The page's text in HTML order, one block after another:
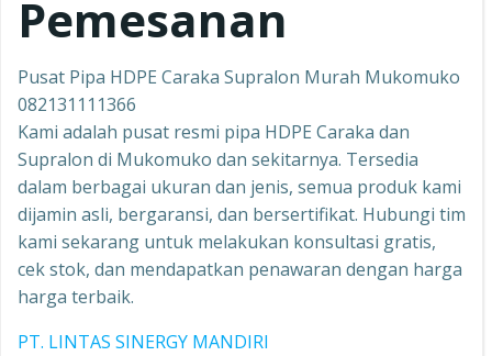
Pemesanan
Pusat Pipa HDPE Caraka Supralon Murah Mukomuko
082131111366
Kami adalah pusat resmi pipa HDPE Caraka dan
Supralon di Mukomuko dan sekitarnya. Tersedia
dalam berbagai ukuran dan jenis, semua produk kami
dijamin asli, bergaransi, dan bersertifikat. Hubungi tim
kami sekarang untuk melakukan konsultasi gratis,
cek stok, dan mendapatkan penawaran dengan harga
harga terbaik.
PT. LINTAS SINERGY MANDIRI